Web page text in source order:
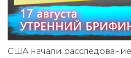
США начали